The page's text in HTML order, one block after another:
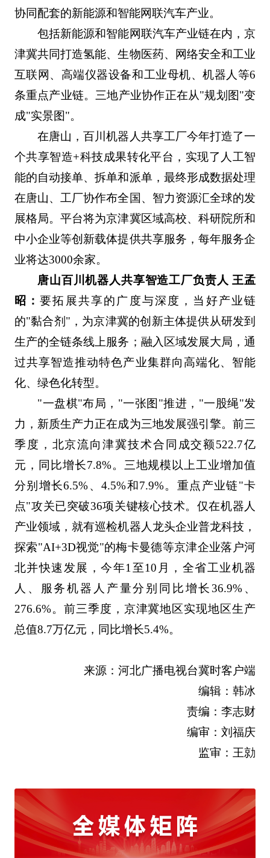
协同配套的新能源和智能网联汽车产业。
包括新能源和智能网联汽车产业链在内，京
津冀共同打造氢能、生物医药、网络安全和工业
互联网、高端仪器设备和工业母机、机器人等6
条重点产业链。三地产业协作正在从"规划图"变
成"实景图"。
在唐山，百川机器人共享工厂今年打造了一
个共享智造+科技成果转化平台，实现了人工智
能的自动接单、拆单和派单，最终形成数据处理
在唐山、工厂协作布全国、智力资源汇全球的发
展格局。平台将为京津冀区域高校、科研院所和
中小企业等创新载体提供共享服务，每年服务企
业将达3000余家。
唐山百川机器人共享智造工厂负责人 王孟
昭：要拓展共享的广度与深度，当好产业链
的"黏合剂"，为京津冀的创新主体提供从研发到
生产的全链条线上服务；融入区域发展大局，通
过共享智造推动特色产业集群向高端化、智能
化、绿色化转型。
"一盘棋"布局，"一张图"推进，"一股绳"发
力，新质生产力正在成为三地发展强引擎。前三
季度，北京流向津冀技术合同成交额522.7亿
元，同比增长7.8%。三地规模以上工业增加值
分别增长6.5%、4.5%和7.9%。重点产业链"卡
点"攻关已突破36项关键核心技术。仅在机器人
产业领域，就有巡检机器人龙头企业普龙科技，
探索"AI+3D视觉"的梅卡曼德等京津企业落户河
北并快速发展，今年1至10月，全省工业机器
人、服务机器人产量分别同比增长36.9%、
276.6%。前三季度，京津冀地区实现地区生产
总值8.7万亿元，同比增长5.4%。
来源：河北广播电视台冀时客户端
编辑：韩冰
责编：李志财
编审：刘福庆
监审：王勍